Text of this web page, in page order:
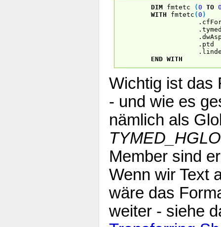
DIM fmtetc (0 TO
WITH fmtetc (0 )
END WITH
Wichtig ist das
- und wie es
nämlich als
Member sind
Wenn wir Text
wäre das
weiter - siehe